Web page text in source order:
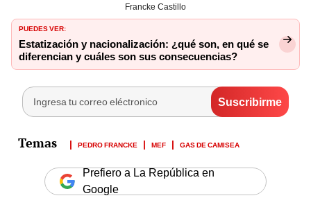
Francke Castillo
PUEDES VER:
Estatización y nacionalización: ¿qué son, en qué se
diferencian y cuáles son sus consecuencias?
PEDRO FRANCKE MEF GAS DE CAMISEA
Prefiero a La República en
Google